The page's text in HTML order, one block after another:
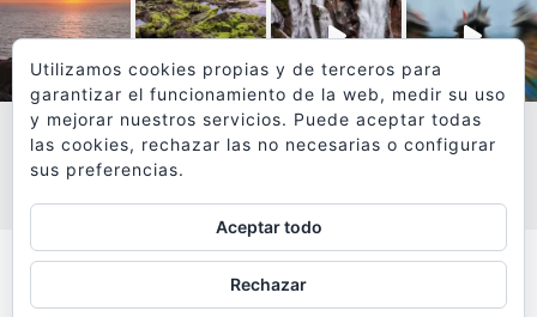
VER MÁS
Todos los textos y fotografías de
Utilizamos cookies propias y de terceros para
garantizar el funcionamiento de la web, medir su uso
y mejorar nuestros servicios. Puede aceptar todas
las cookies, rechazar las no necesarias o configurar
sus preferencias.
Aceptar todo
Rechazar